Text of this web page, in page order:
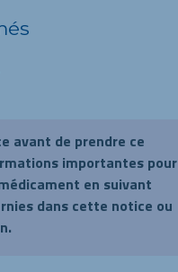
avant de prendre ce
importantes pour
en suivant
dans cette notice ou